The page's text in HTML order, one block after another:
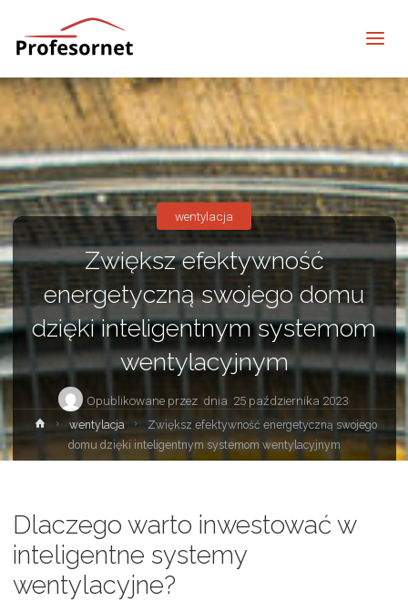
Zwiększ efektywność
energetyczną swojego domu
dzięki inteligentnym systemom
wentylacyjnym
Opublikowane przez dnia 25 października 2023
wentylacja
Strona
główna
wentylacja
Zwiększ efektywność energetyczną swojego
domu dzięki inteligentnym systemom wentylacyjnym
Dlaczego warto inwestować w
inteligentne systemy
wentylacyjne?